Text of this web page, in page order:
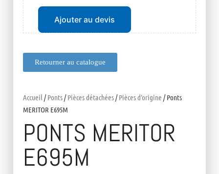
Retourner au catalogue
Accueil /Ponts/Pièces détachées/Pièces d'origine / Ponts
MERITOR E695M
PONTS MERITOR
E695M
Ajouter au devis